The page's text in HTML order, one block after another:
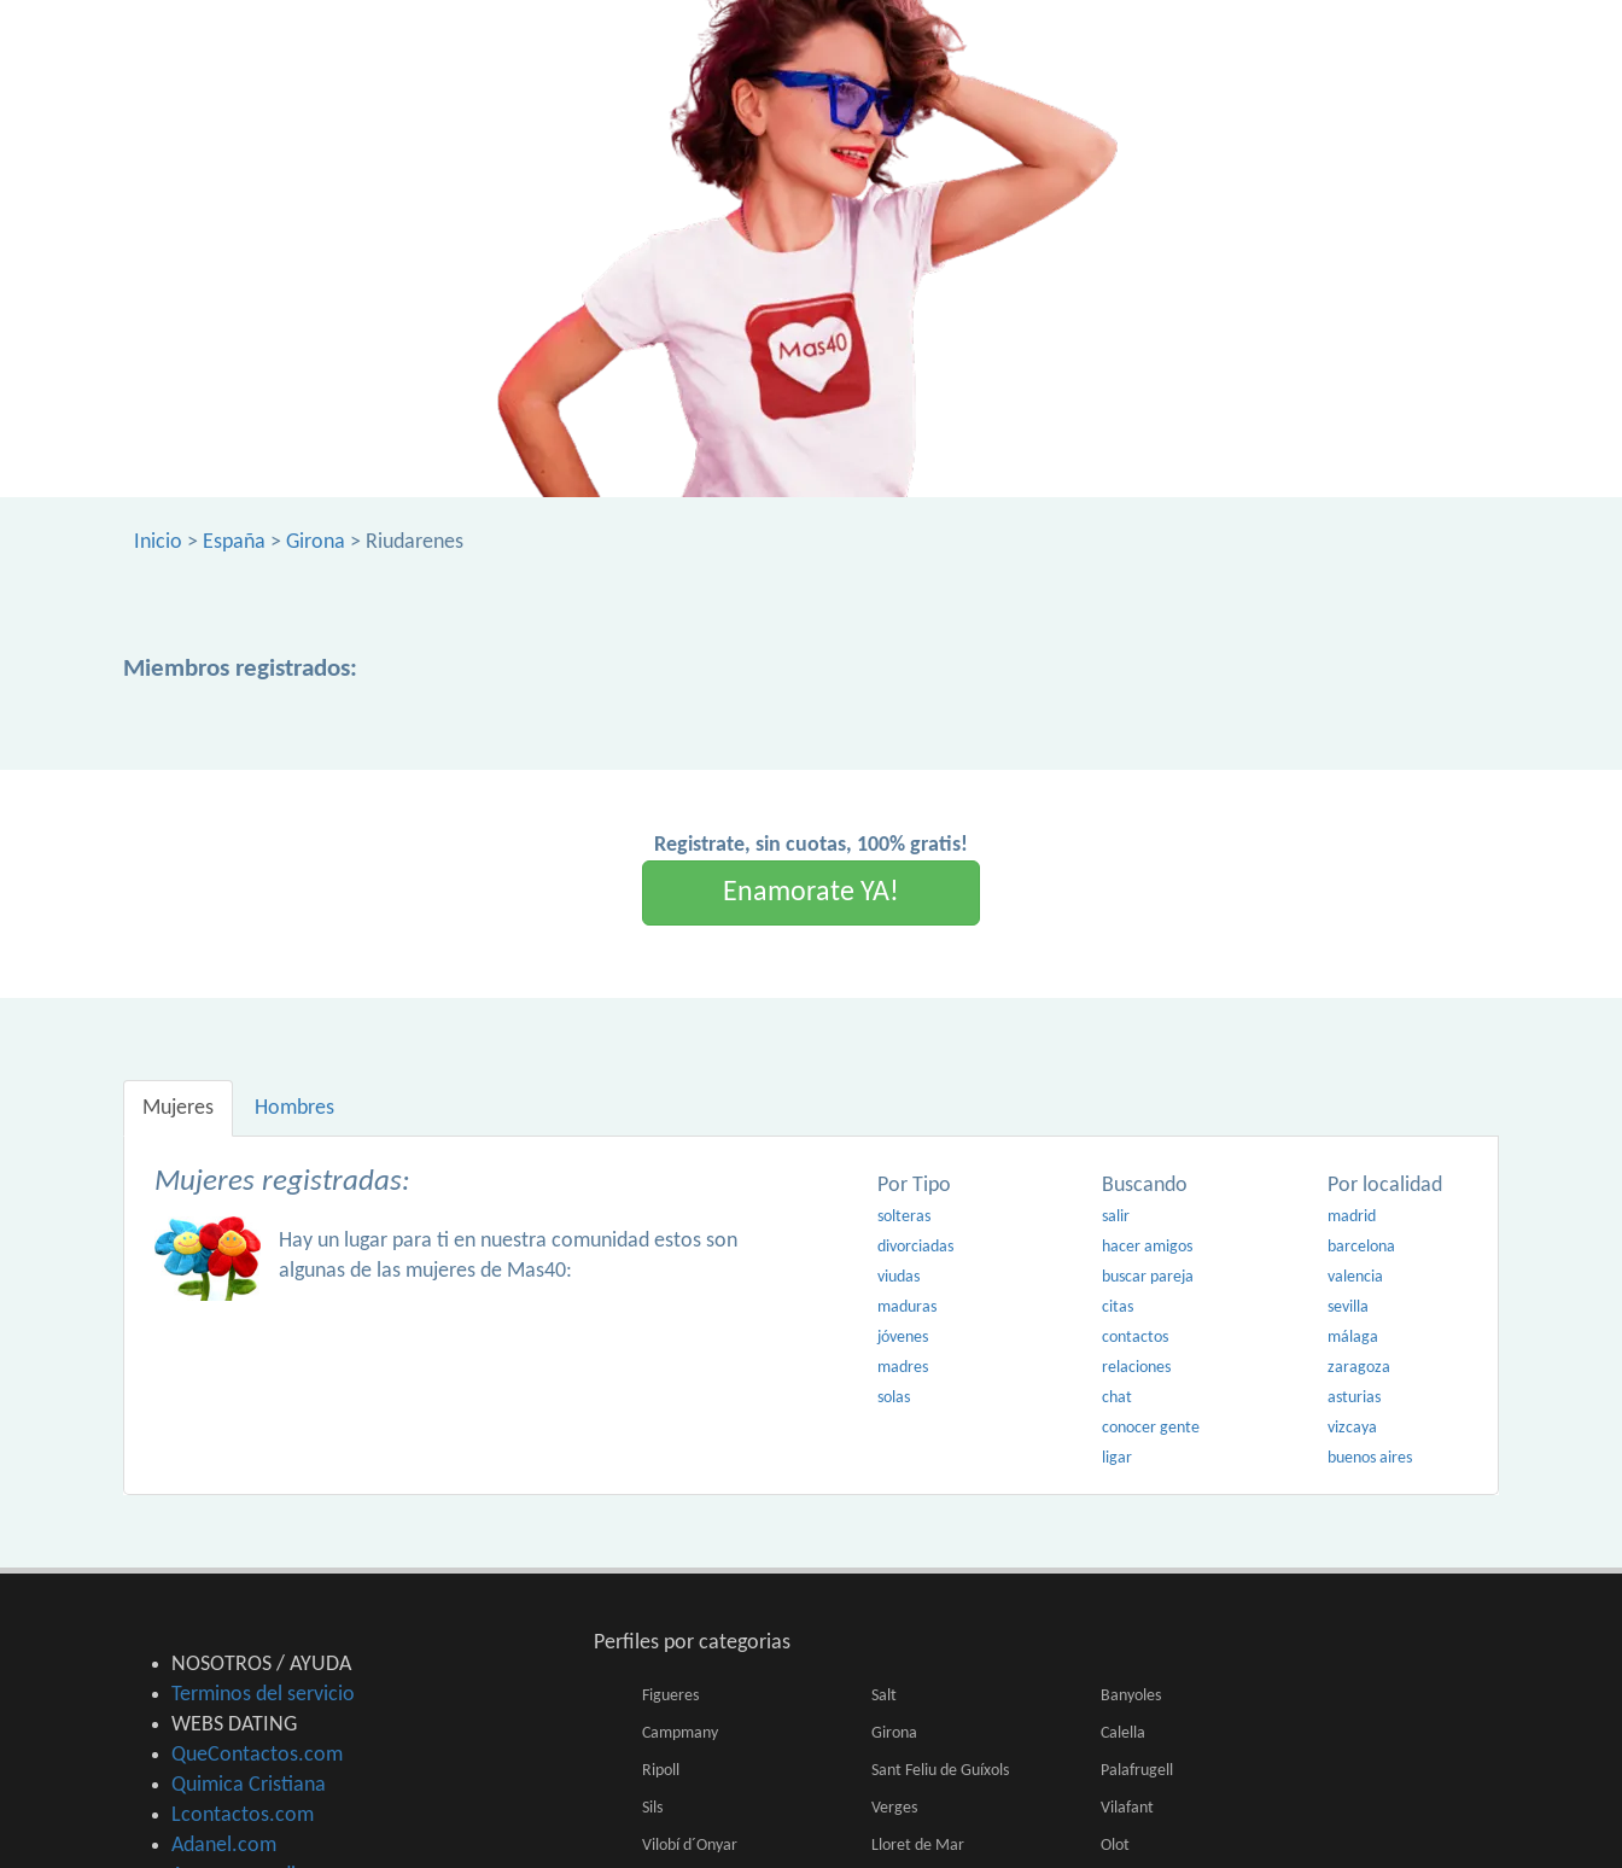
Inicio > España > Girona > Riudarenes
Miembros registrados:
Registrate, sin cuotas, 100% gratis!
Enamorate YA!
Mujeres Hombres
Mujeres registradas:
Hay un lugar para ti en nuestra comunidad estos son
algunas de las mujeres de Mas40:
Por Tipo
solteras
divorciadas
viudas
maduras
jóvenes
madres
solas
Buscando
salir
hacer amigos
buscar pareja
citas
contactos
relaciones
chat
conocer gente
ligar
Por localidad
madrid
barcelona
valencia
sevilla
málaga
zaragoza
asturias
vizcaya
buenos aires
NOSOTROS / AYUDA
Terminos del servicio
WEBS DATING
QueContactos.com
Quimica Cristiana
Lcontactos.com
Adanel.com
Perfiles por categorias
Figueres Salt Banyoles
Campmany Girona Calella
Ripoll Sant Feliu de Guíxols Palafrugell
Sils Verges Vilafant
Vilobí d´Onyar Lloret de Mar Olot